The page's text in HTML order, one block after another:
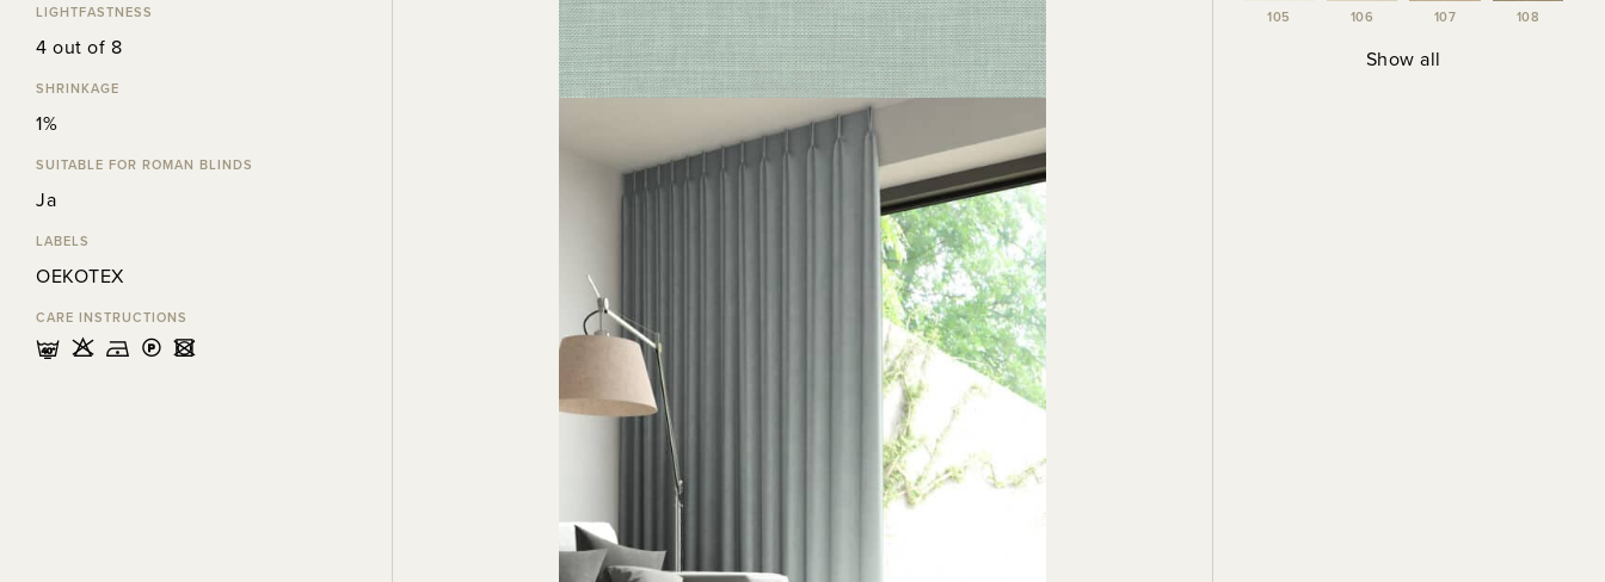
LIGHTFASTNESS
4 out of 8
SHRINKAGE
1%
SUITABLE FOR ROMAN BLINDS
Ja
LABELS
OEKOTEX
CARE INSTRUCTIONS
nHDLU
105 106 107 108
Show all